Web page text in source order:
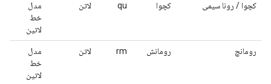
کچوا / رونا سیمی کچوا qu لاتن
مدل
خط
لاتین
رومانچ رومانش rm لاتن
مدل
خط
لاتین